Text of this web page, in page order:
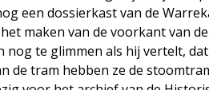
een dossierkast van de
maken van de voorkant van
te glimmen als hij vertelt,
de tram hebben ze de